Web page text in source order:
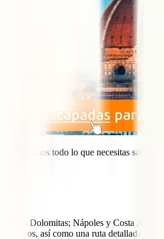
te contamos todo lo que necesitas saber
Los Dolomitas; Nápoles y Costa
así como una ruta detallada